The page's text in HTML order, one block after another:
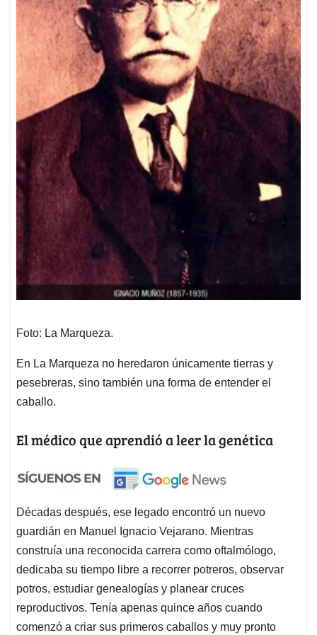
Foto: La Marqueza.
En La Marqueza no heredaron únicamente tierras y
pesebreras, sino también una forma de entender el
caballo.
El médico que aprendió a leer la genética
Décadas después, ese legado encontró un nuevo
guardián en Manuel Ignacio Vejarano. Mientras
construía una reconocida carrera como oftalmólogo,
dedicaba su tiempo libre a recorrer potreros, observar
potros, estudiar genealogías y planear cruces
reproductivos. Tenía apenas quince años cuando
comenzó a criar sus primeros caballos y muy pronto